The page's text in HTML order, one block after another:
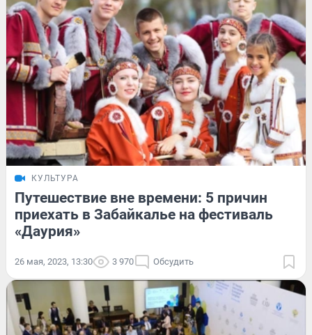
КУЛЬТУРА
Путешествие вне времени: 5 причин
приехать в Забайкалье на фестиваль
«Даурия»
26 мая, 2023, 13:30 3 970 Обсудить